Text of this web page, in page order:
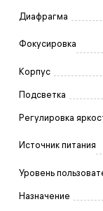
Диафрагма
Фокусировка
Корпус
Подсветка
Регулировка
Источник питания
Уровень
Назначение